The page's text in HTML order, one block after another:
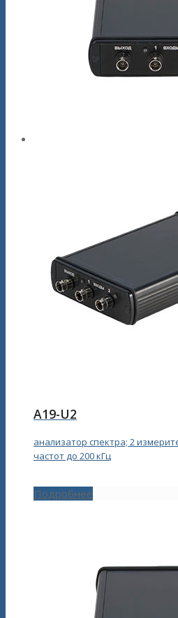
A19-U2
анализатор спектра; 2
частот до 200 кГц
Подробнее